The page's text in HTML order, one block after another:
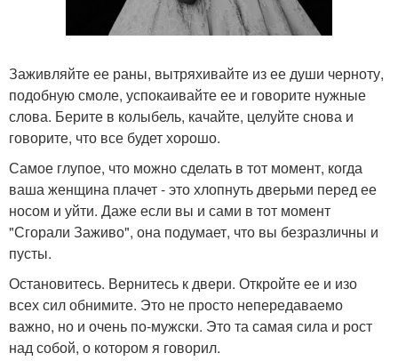
Заживляйте ее раны, вытряхивайте из ее души черноту,
подобную смоле, успокаивайте ее и говорите нужные
слова. Берите в колыбель, качайте, целуйте снова и
говорите, что все будет хорошо.
Самое глупое, что можно сделать в тот момент, когда
ваша женщина плачет - это хлопнуть дверьми перед ее
носом и уйти. Даже если вы и сами в тот момент
"Сгорали Заживо", она подумает, что вы безразличны и
пусты.
Остановитесь. Вернитесь к двери. Откройте ее и изо
всех сил обнимите. Это не просто непередаваемо
важно, но и очень по-мужски. Это та самая сила и рост
над собой, о котором я говорил.